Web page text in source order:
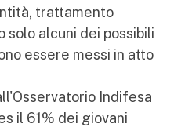
trattamento
solo alcuni dei possibili
essere messi in atto
Indifesa
il 61% dei giovani